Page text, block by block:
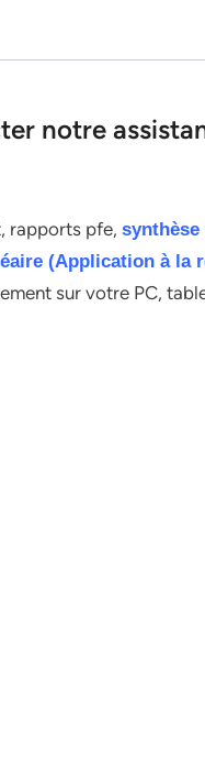
notre
rapports pfe,
(Application à la
sur votre PC,